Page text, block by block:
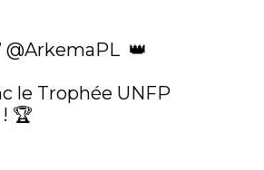
@ArkemaPL
  👑
le Trophée UNFP
🏆